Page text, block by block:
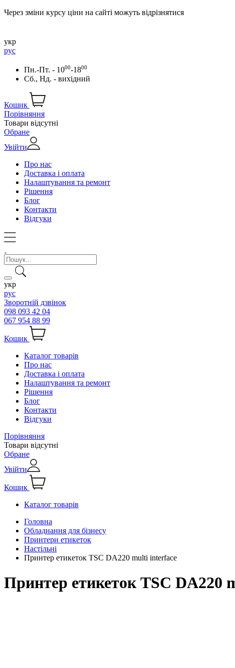
Через зміни курсу ціни на сайті можуть відрізнятися
укр
рус
Пн.-Пт. - 1000-1800
Сб., Нд. - вихідний
Кошик
Порівняння
Товари відсутні
Обране
Увійти
Про нас
Доставка і оплата
Налаштування та ремонт
Рішення
Блог
Контакти
Відгуки
укр
рус
Зворотній дзвінок
098 093 42 04
067 954 88 99
Кошик
Каталог товарів
Про нас
Доставка і оплата
Налаштування та ремонт
Рішення
Блог
Контакти
Відгуки
Порівняння
Товари відсутні
Обране
Увійти
Кошик
Каталог товарів
Головна
Обладнання для бізнесу
Принтери етикеток
Настільні
Принтер етикеток TSC DA220 multi interface
Принтер етикеток TSC DA220